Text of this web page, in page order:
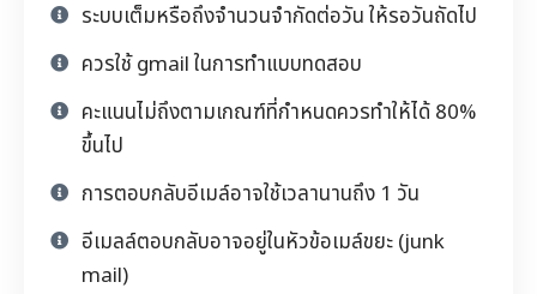
ระบบเต็มหรือถึงจำนวนจำกัดต่อวัน ให้รอวันถัดไป
ควรใช้ gmail ในการทำแบบทดสอบ
คะแนนไม่ถึงตามเกณฑ์ที่กำหนดควรทำให้ได้ 80%
ขึ้นไป
การตอบกลับอีเมล์อาจใช้เวลานานถึง 1 วัน
อีเมลล์ตอบกลับอาจอยู่ในหัวข้อเมล์ขยะ (junk
mail)